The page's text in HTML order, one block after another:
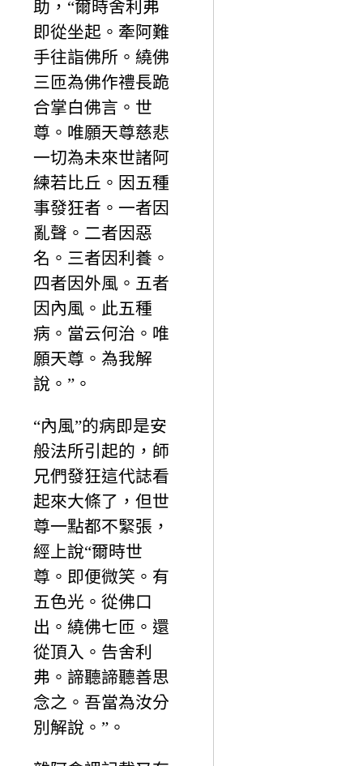
助，“爾時舍利弗
即從坐起。牽阿難
手往詣佛所。繞佛
三匝為佛作禮長跪
合掌白佛言。世
尊。唯願天尊慈悲
一切為未來世諸阿
練若比丘。因五種
事發狂者。一者因
亂聲。二者因惡
名。三者因利養。
四者因外風。五者
因內風。此五種
病。當云何治。唯
願天尊。為我解
說。”。
“內風”的病即是安
般法所引起的，師
兄們發狂這代誌看
起來大條了，但世
尊一點都不緊張，
經上說“爾時世
尊。即便微笑。有
五色光。從佛口
出。繞佛七匝。還
從頂入。告舍利
弗。諦聽諦聽善思
念之。吾當為汝分
別解說。”。